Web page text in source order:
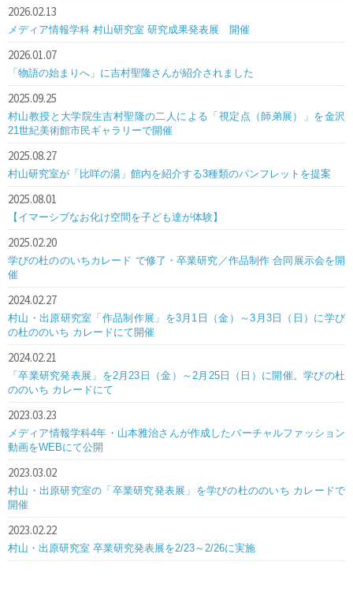
2026.02.13
メディア情報学科 村山研究室 研究成果発表展 開催
2026.01.07
「物語の始まりへ」に吉村聖隆さんが紹介されました
2025.09.25
村山教授と大学院生吉村聖隆の二人による「視定点（師弟展）」を金沢
21世紀美術館市民ギャラリーで開催
2025.08.27
村山研究室が「比咩の湯」館内を紹介する3種類のパンフレットを提案
2025.08.01
【イマーシブなお化け空間を子ども達が体験】
2025.02.20
学びの杜ののいちカレード で修了・卒業研究／作品制作 合同展示会を開
催
2024.02.27
村山・出原研究室「作品制作展」を3月1日（金）～3月3日（日）に学び
の杜ののいち カレードにて開催
2024.02.21
「卒業研究発表展」を2月23日（金）～2月25日（日）に開催。学びの杜
ののいち カレードにて
2023.03.23
メディア情報学科4年・山本雅治さんが作成したバーチャルファッション
動画をWEBにて公開
2023.03.02
村山・出原研究室の「卒業研究発表展」を学びの杜ののいち カレードで
開催
2023.02.22
村山・出原研究室 卒業研究発表展を2/23～2/26に実施